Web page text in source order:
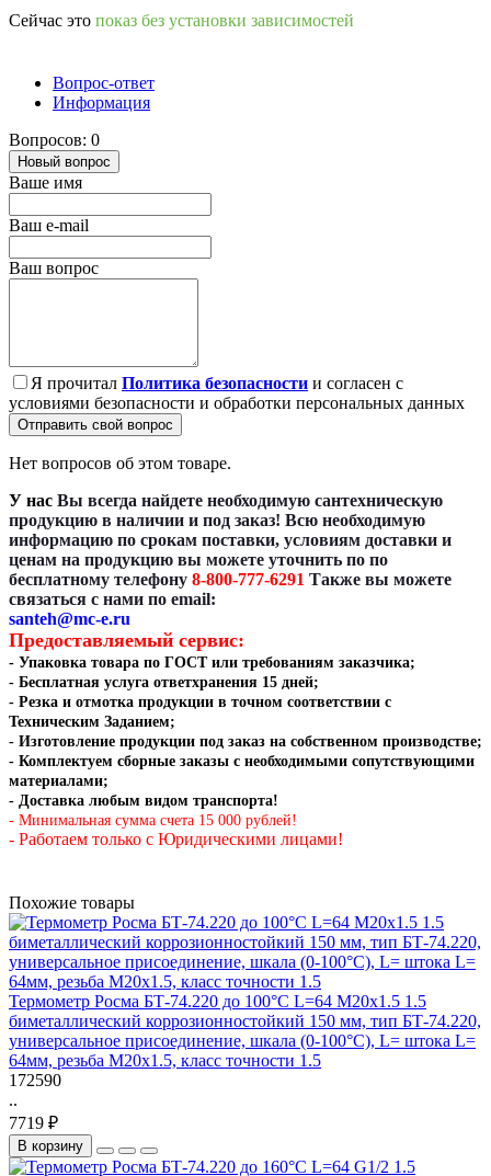
Сейчас это показ без установки зависимостей
Вопрос-ответ
Информация
Вопросов: 0
Новый вопрос
Ваше имя
Ваш e-mail
Ваш вопрос
Я прочитал Политика безопасности и согласен с
условиями безопасности и обработки персональных данных
Отправить свой вопрос
Нет вопросов об этом товаре.
У нас Вы всегда найдете необходимую сантехническую
продукцию в наличии и под заказ! Всю необходимую
информацию по срокам поставки, условиям доставки и
ценам на продукцию вы можете уточнить по по
бесплатному телефону 8-800-777-6291 Также вы можете
связаться с нами по email:
santeh@mc-e.ru
Предоставляемый сервис:
- Упаковка товара по ГОСТ или требованиям заказчика;
- Бесплатная услуга ответхранения 15 дней;
- Резка и отмотка продукции в точном соответствии с
Техническим Заданием;
- Изготовление продукции под заказ на собственном производстве;
- Комплектуем сборные заказы с необходимыми сопутствующими
материалами;
- Доставка любым видом транспорта!
- Минимальная сумма счета 15 000 рублей!
- Работаем только с Юридическими лицами!
Похожие товары
Термометр Росма БТ-74.220 до 100°C L=64 М20х1.5 1.5
биметаллический коррозионностойкий 150 мм, тип БТ-74.220,
универсальное присоединение, шкала (0-100°C), L= штока L=
64мм, резьба М20х1.5, класс точности 1.5
172590
..
7719 ₽
В корзину